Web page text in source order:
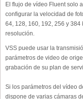
El flujo de vídeo Fluent solo
configurar la velocidad de
64, 128, 160, 192, 256 y
resolución.
VSS puede usar la
parámetros de video de
grabación de su plan de
Si los parámetros del vídeo
dispone de varias cámaras